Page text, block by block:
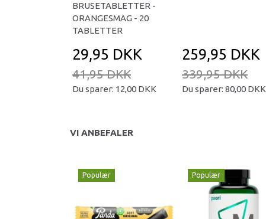
BRUSETABLETTER -
ORANGESMAG - 20
TABLETTER
29,95 DKK
41,95 DKK
Du sparer: 12,00 DKK
259,95 DKK
339,95 DKK
Du sparer: 80,00 DKK
VI ANBEFALER
Populær Populær